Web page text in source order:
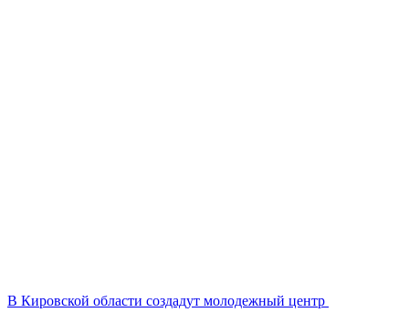
В Кировской области создадут молодежный центр